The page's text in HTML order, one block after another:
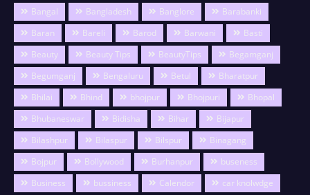
Bangal
Bangladesh Banglore
Barabanki
Baran
Bareli Barod Barwani
Basti
Beauty
Beauty Tips BeautyTips
Begamganj
Begumganj
Bengaluru Betul
Bharatpur
Bhilai
Bhind bhojpur Bhojpuri
Bhopal
Bhubaneswar
Bidisha Bihar
Bijapur
Bilashpur
Bilaspur Bilspur
Binagang
Bojpur
Bollywood Burhanpur
buseness
Business
bussiness Calendor
car knolwdge